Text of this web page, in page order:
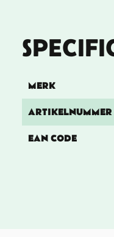
MERK
ARTIKELNUMMER
EAN CODE